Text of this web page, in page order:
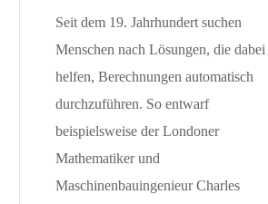
Seit dem 19. Jahrhundert suchen
Menschen nach Lösungen, die dabei
helfen, Berechnungen automatisch
durchzuführen. So entwarf
beispielsweise der Londoner
Mathematiker und
Maschinenbauingenieur Charles